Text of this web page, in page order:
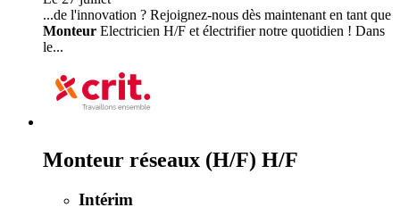
...de l'innovation ? Rejoignez-nous dès maintenant en tant que
Monteur Electricien H/F et électrifier notre quotidien ! Dans
le...
Monteur réseaux (H/F) H/F
Intérim